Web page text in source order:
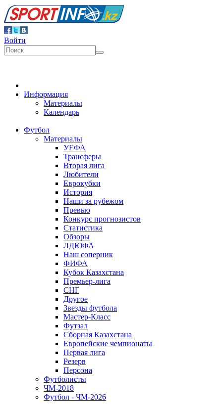
Войти
Информация
Материалы
Календарь
Футбол
Материалы
УЕФА
Трансферы
Вторая лига
Любители
Еврокубки
История
Наши за рубежом
Превью
Конкурс прогнозистов
Статистика
Обзоры
ЛДЮФА
Наш соперник
ФИФА
Кубок Казахстана
Премьер-лига
СНГ
Другое
Звезды футбола
Мастер-Класс
Футзал
Сборная Казахстана
Европейские чемпионаты
Первая лига
Резерв
Персона
Футболисты
ЧМ-2018
Футбол - ЧМ-2026